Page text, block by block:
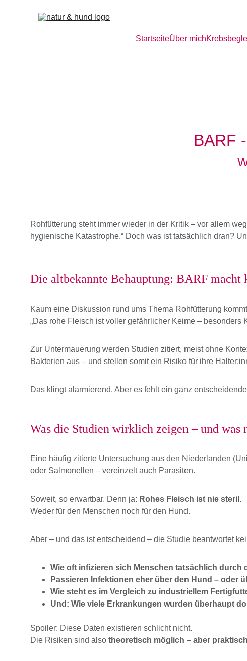
StartseiteÜber mich
Rohfütterung steht immer wieder in der Kritik – vor allem
hygienische Katastrophe.“ Doch was ist tatsächlich dran?
BARF
Die altbekannte Behauptung: BARF macht
Kaum eine Diskussion rund ums Thema Rohfütterung
„Das rohe Fleisch ist voller gefährlicher Keime –
Zur Untermauerung werden Studien zitiert, meist ohne
Bakterien aus – und stellen somit ein Risiko für ihre
Das klingt alarmierend. Aber es fehlt ein ganz
Was die Studien wirklich zeigen – und was
Eine häufig zitierte Untersuchung aus den Niederlanden
oder Salmonellen – vereinzelt auch Parasiten.
Soweit, so erwartbar. Denn ja: Rohes Fleisch ist nie steril.
Weder für den Menschen noch für den Hund.
Aber – und das ist entscheidend – die Studie beantwortet
Wie oft infizieren sich Menschen tatsächlich durch
Passieren Infektionen eher über den Hund – oder
Wie steht es im Vergleich zu industriellem
Und: Wie viele Erkrankungen wurden überhaupt
Spoiler: Diese Daten existieren schlicht nicht.
Die Risiken sind also theoretisch möglich – aber